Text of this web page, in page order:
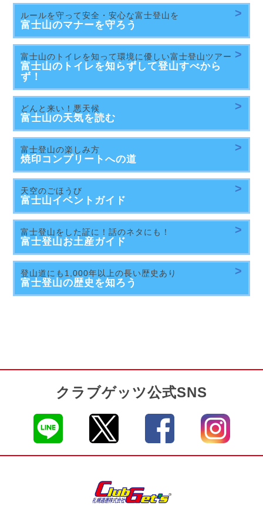
ルールを守って安全・安心な富士登山を
富士山のマナーを守ろう
富士山のトイレを知って環境に優しい富士登山ツアー
富士山のトイレを知らずして登山すべから
ず！
どんと来い！悪天候
富士山の天気を読む
富士登山の楽しみ方
焼印コンプリートへの道
天空のごほうび
富士山イベントガイド
富士登山をした証に！話のネタにも！
富士登山お土産ガイド
登山道にも1,000年以上の長い歴史あり
富士登山の歴史を知ろう
クラブゲッツ公式SNS